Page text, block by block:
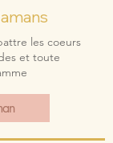
les coeurs
et toute